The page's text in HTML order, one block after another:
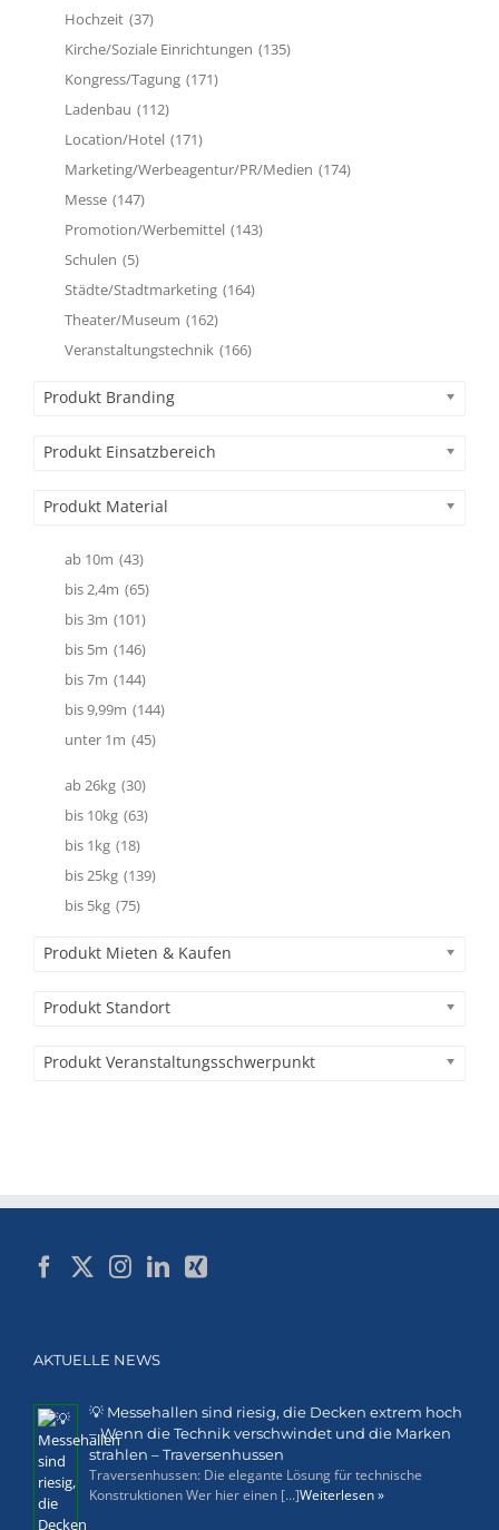
Hochzeit (37)
Kirche/Soziale Einrichtungen (135)
Kongress/Tagung (171)
Ladenbau (112)
Location/Hotel (171)
Marketing/Werbeagentur/PR/Medien (174)
Messe (147)
Promotion/Werbemittel (143)
Schulen (5)
Städte/Stadtmarketing (164)
Theater/Museum (162)
Veranstaltungstechnik (166)
Produkt Branding
Produkt Einsatzbereich
Produkt Material
ab 10m (43)
bis 2,4m (65)
bis 3m (101)
bis 5m (146)
bis 7m (144)
bis 9,99m (144)
unter 1m (45)
ab 26kg (30)
bis 10kg (63)
bis 1kg (18)
bis 25kg (139)
bis 5kg (75)
Produkt Mieten & Kaufen
Produkt Standort
Produkt Veranstaltungsschwerpunkt
AKTUELLE NEWS
💡 Messehallen sind riesig, die Decken extrem hoch
– Wenn die Technik verschwindet und die Marken
strahlen – Traversenhussen
Traversenhussen: Die elegante Lösung für technische
Konstruktionen Wer hier einen [...]Weiterlesen »